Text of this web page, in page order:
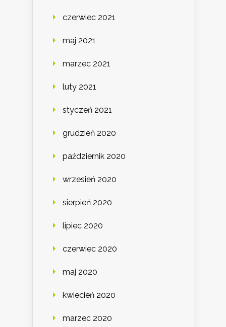
czerwiec 2021
maj 2021
marzec 2021
luty 2021
styczeń 2021
grudzień 2020
październik 2020
wrzesień 2020
sierpień 2020
lipiec 2020
czerwiec 2020
maj 2020
kwiecień 2020
marzec 2020